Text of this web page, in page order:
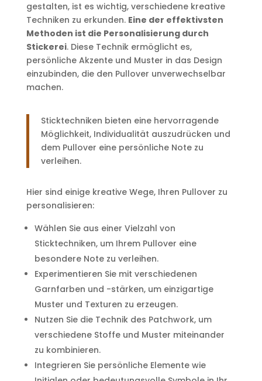
gestalten, ist es wichtig, verschiedene kreative
Techniken zu erkunden. Eine der effektivsten
Methoden ist die Personalisierung durch
Stickerei. Diese Technik ermöglicht es,
persönliche Akzente und Muster in das Design
einzubinden, die den Pullover unverwechselbar
machen.
Sticktechniken bieten eine hervorragende
Möglichkeit, Individualität auszudrücken und
dem Pullover eine persönliche Note zu
verleihen.
Hier sind einige kreative Wege, Ihren Pullover zu
personalisieren:
Wählen Sie aus einer Vielzahl von
Sticktechniken, um Ihrem Pullover eine
besondere Note zu verleihen.
Experimentieren Sie mit verschiedenen
Garnfarben und -stärken, um einzigartige
Muster und Texturen zu erzeugen.
Nutzen Sie die Technik des Patchwork, um
verschiedene Stoffe und Muster miteinander
zu kombinieren.
Integrieren Sie persönliche Elemente wie